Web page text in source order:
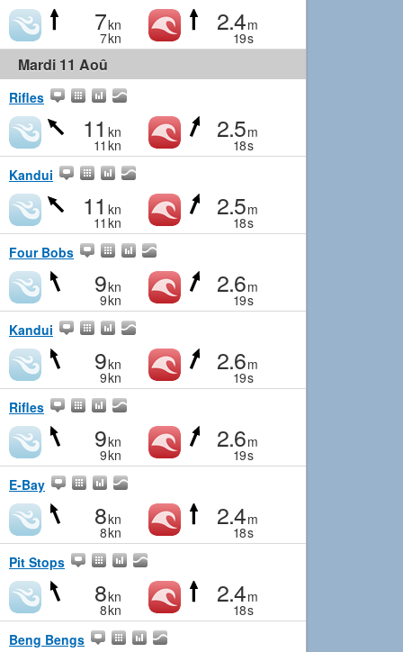
7kn
7kn
2.4m
19s
Mardi 11 Aoû
Rifles
11 kn
11 kn
2.5m
18s
Kandui
11 kn
11 kn
2.5m
18s
Four Bobs
9kn
9kn
2.6m
19s
Kandui
9kn
9kn
2.6m
19s
Rifles
9kn
9kn
2.6m
19s
E-Bay
8kn
8kn
2.4m
18s
Pit Stops
8kn
8kn
2.4m
18s
Beng Bengs